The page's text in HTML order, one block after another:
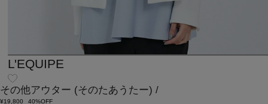
L'EQUIPE
その他アウター (そのたあうたー) /
¥19,800
40%OFF